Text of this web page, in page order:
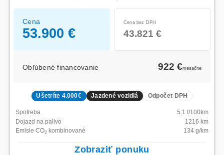
Cena
53.900 €
Cena bez DPH
43.821 €
Obľúbené financovanie 922 €mesačne
Ušetríte 4.000€ Jazdené vozidlá Odpočet DPH
Spotreba 5.1 l/100km
Dojazd na palivo
1216 km
Emisie CO2kombinované 134 g/km
Zobraziť ponuku